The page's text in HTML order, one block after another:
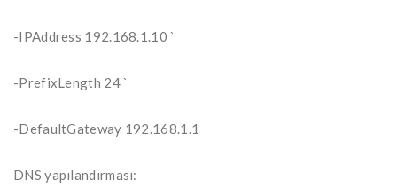
-IPAddress 192.168.1.10 `
-PrefixLength 24 `
-DefaultGateway 192.168.1.1
DNS yapılandırması: